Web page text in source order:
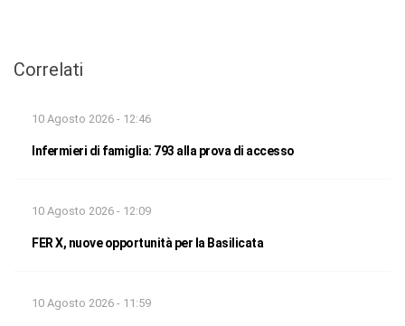
Correlati
10 Agosto 2026 - 12:46
Infermieri di famiglia: 793 alla prova di accesso
10 Agosto 2026 - 12:09
FER X, nuove opportunità per la Basilicata
10 Agosto 2026 - 11:59